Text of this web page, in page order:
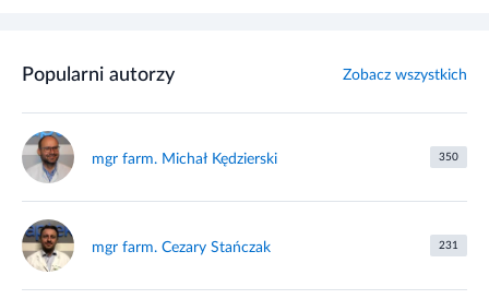
Popularni autorzy Zobacz wszystkich
mgr farm. Michał Kędzierski 350
mgr farm. Cezary Stańczak 231